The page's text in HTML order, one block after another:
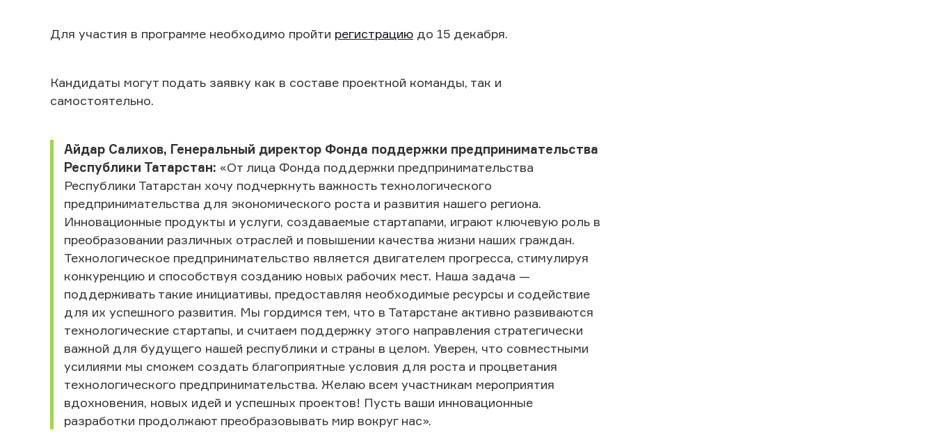
Для участия в программе необходимо пройти регистрацию до 15 декабря.
Кандидаты могут подать заявку как в составе проектной команды, так и
самостоятельно.
Айдар Салихов, Генеральный директор Фонда поддержки предпринимательства
Республики Татарстан: «От лица Фонда поддержки предпринимательства
Республики Татарстан хочу подчеркнуть важность технологического
предпринимательства для экономического роста и развития нашего региона.
Инновационные продукты и услуги, создаваемые стартапами, играют ключевую роль в
преобразовании различных отраслей и повышении качества жизни наших граждан.
Технологическое предпринимательство является двигателем прогресса, стимулируя
конкуренцию и способствуя созданию новых рабочих мест. Наша задача —
поддерживать такие инициативы, предоставляя необходимые ресурсы и содействие
для их успешного развития. Мы гордимся тем, что в Татарстане активно развиваются
технологические стартапы, и считаем поддержку этого направления стратегически
важной для будущего нашей республики и страны в целом. Уверен, что совместными
усилиями мы сможем создать благоприятные условия для роста и процветания
технологического предпринимательства. Желаю всем участникам мероприятия
вдохновения, новых идей и успешных проектов! Пусть ваши инновационные
разработки продолжают преобразовывать мир вокруг нас».